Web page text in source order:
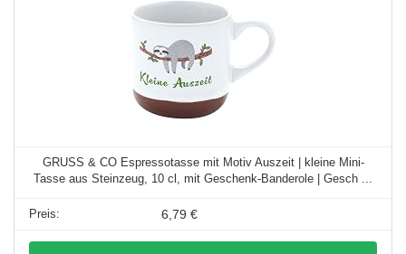
GRUSS & CO Espressotasse mit Motiv Auszeit | kleine Mini-
Tasse aus Steinzeug, 10 cl, mit Geschenk-Banderole | Gesch ...
6,79 €